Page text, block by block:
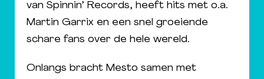
van Spinnin’ Records, heeft hits met o.a.
Martin Garrix en een snel groeiende
schare fans over de hele wereld.
Onlangs bracht Mesto samen met